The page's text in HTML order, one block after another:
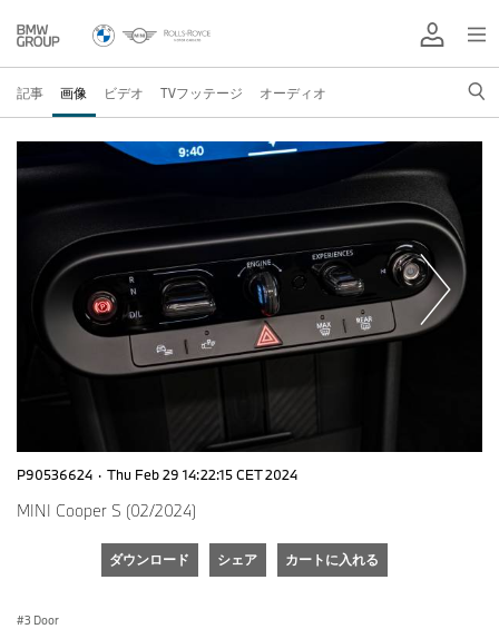
記事 画像 ビデオ TVフッテージ オーディオ
P90536624 · Thu Feb 29 14:22:15 CET 2024
MINI Cooper S (02/2024)
ダウンロード シェア カートに入れる
3 Door